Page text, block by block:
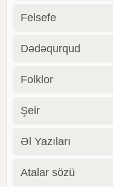
Felsefe
Dədəqurqud
Folklor
Şeir
Əl Yazıları
Atalar sözü